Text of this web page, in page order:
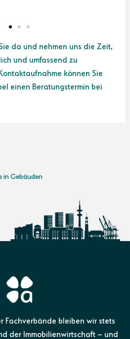
da und nehmen uns die Zeit,
und umfassend zu
können Sie
einen Beratungstermin bei
in Gebäuden
Fachverbände bleiben wir stets
der Immobilienwirtschaft – und